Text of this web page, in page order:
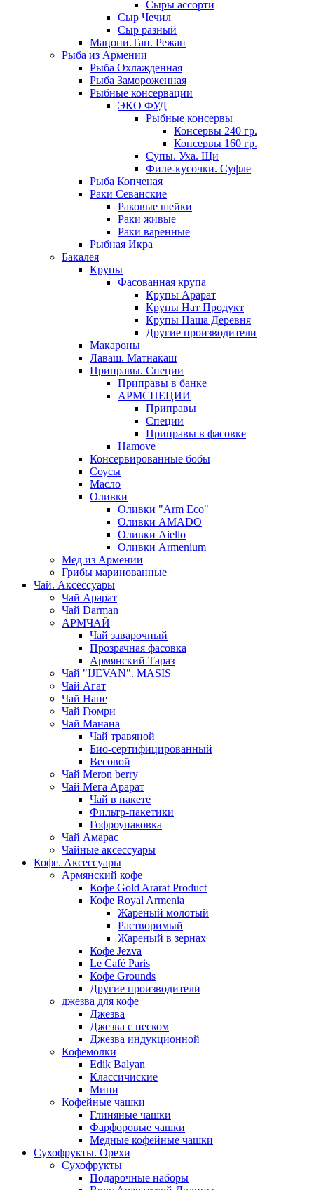
Сыры ассорти
Сыр Чечил
Сыр разный
Мацони.Тан. Режан
Рыба из Армении
Рыба Охлажденная
Рыба Замороженная
Рыбные консервации
ЭКО ФУД
Рыбные консервы
Консервы 240 гр.
Консервы 160 гр.
Супы. Уха. Щи
Филе-кусочки. Суфле
Рыба Копченая
Раки Севанские
Раковые шейки
Раки живые
Раки варенные
Рыбная Икра
Бакалея
Крупы
Фасованная крупа
Крупы Арарат
Крупы Нат Продукт
Крупы Наша Деревня
Другие производители
Макароны
Лаваш. Матнакаш
Приправы. Специи
Приправы в банке
АРМСПЕЦИИ
Приправы
Специи
Приправы в фасовке
Hamove
Консервированные бобы
Соусы
Масло
Оливки
Оливки "Arm Eco"
Оливки AMADO
Оливки Aiello
Оливки Armenium
Мед из Армении
Грибы маринованные
Чай. Аксессуары
Чай Арарат
Чай Darman
АРМЧАЙ
Чай заварочный
Прозрачная фасовка
Армянский Тараз
Чай "IJEVAN". MASIS
Чай Агат
Чай Нане
Чай Гюмри
Чай Манана
Чай травяной
Био-сертифицированный
Весовой
Чай Meron berry
Чай Мега Арарат
Чай в пакете
Фильтр-пакетики
Гофроупаковка
Чай Амарас
Чайные аксессуары
Кофе. Аксессуары
Армянский кофе
Кофе Gold Ararat Product
Кофе Royal Armenia
Жареный молотый
Растворимый
Жареный в зернах
Кофе Jezva
Le Café Paris
Кофе Grounds
Другие производители
джезва для кофе
Джезва
Джезва с песком
Джезва индукционной
Кофемолки
Edik Balyan
Классичиские
Мини
Кофейные чашки
Глиняные чашки
Фарфоровые чашки
Медные кофейные чашки
Сухофрукты. Орехи
Сухофрукты
Подарочные наборы